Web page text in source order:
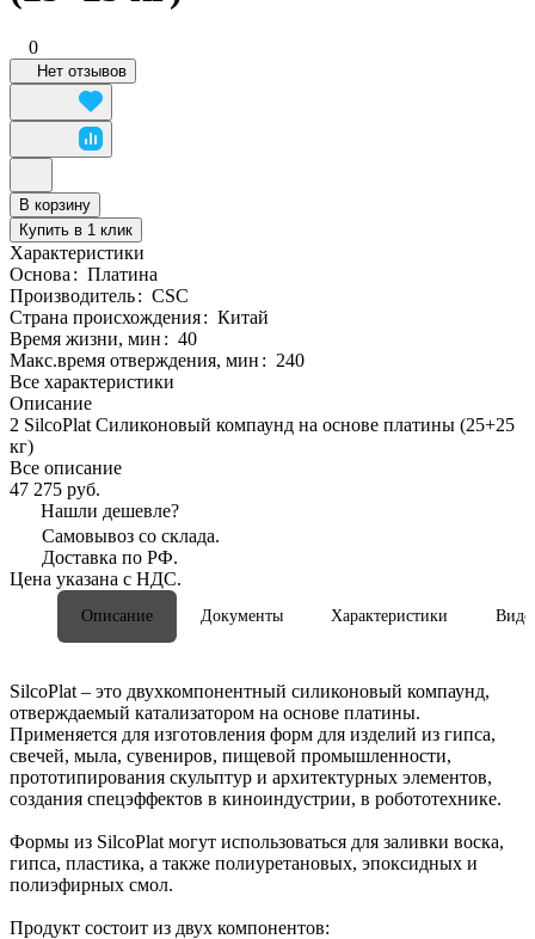
0
Нет отзывов
В корзину
Купить в 1 клик
Характеристики
Основа : Платина
Производитель: CSC
Страна происхождения: Китай
Время жизни, мин : 40
Макс.время отверждения, мин : 240
Все характеристики
Описание
2 SilcoPlat Силиконовый компаунд на основе платины (25+25
кг)
Все описание
47 275 руб.
Нашли дешевле?
Самовывоз со склада.
Доставка по РФ.
Цена указана с НДС.
Описание Документы Характеристики
SilcoPlat – это двухкомпонентный силиконовый компаунд,
отверждаемый катализатором на основе платины.
Применяется для изготовления форм для изделий из гипса,
свечей, мыла, сувениров, пищевой промышленности,
прототипирования скульптур и архитектурных элементов,
создания спецэффектов в киноиндустрии, в робототехнике.
Формы из SilcoPlat могут использоваться для заливки воска,
гипса, пластика, а также полиуретановых, эпоксидных и
полиэфирных смол.
Продукт состоит из двух компонентов: